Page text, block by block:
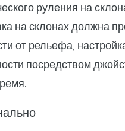
руления на
на склонах должна
от рельефа,
посредством